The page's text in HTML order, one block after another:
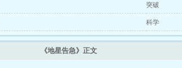
突破
科学
《地星告急》正文